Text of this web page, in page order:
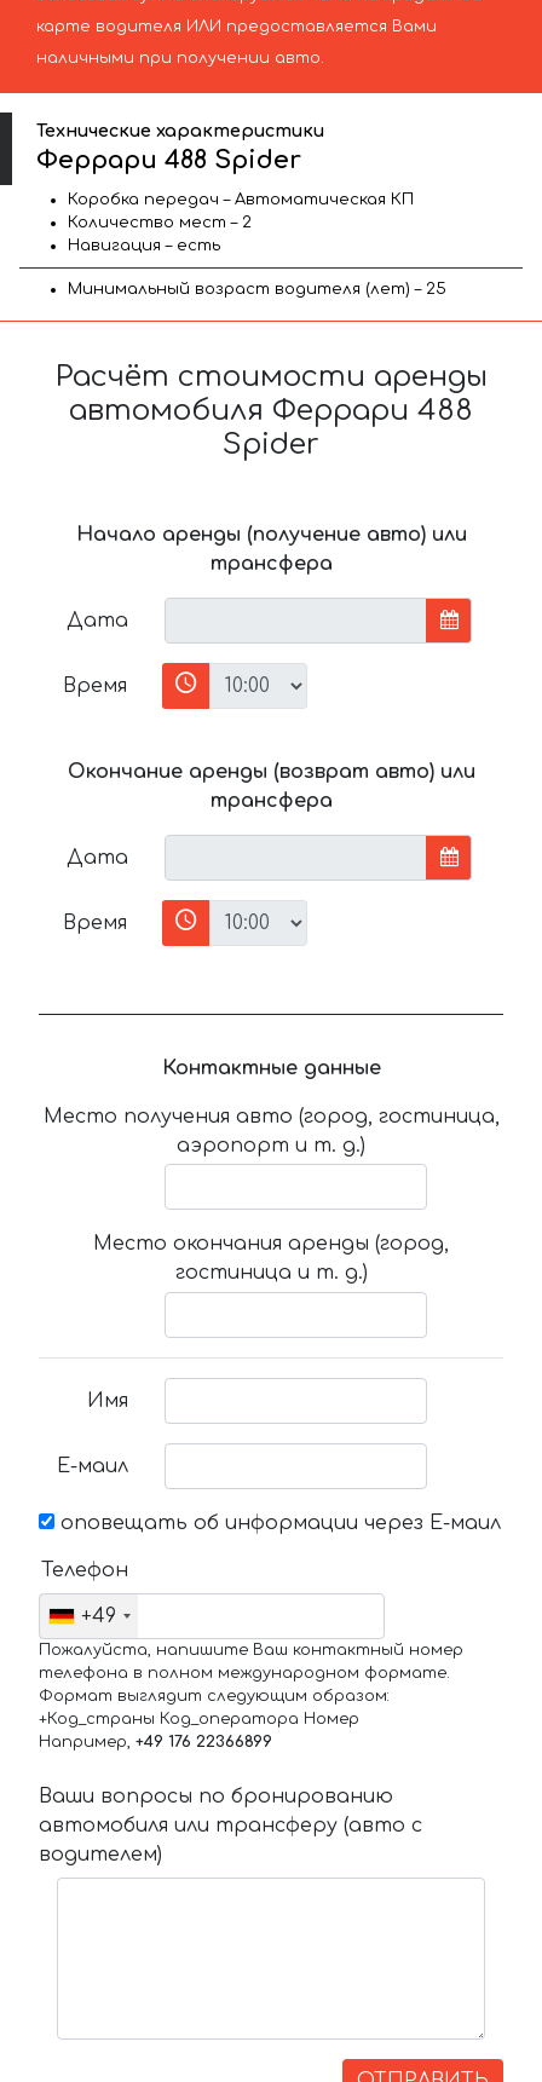
карте водителя ИЛИ предоставляется Вами
наличными при получении авто.
Технические характеристики
Феррари 488 Spider
Коробка передач – Автоматическая КП
Количество мест – 2
Навигация – есть
Минимальный возраст водителя (лет) – 25
Расчёт стоимости аренды
автомобиля Феррари 488
Spider
Начало аренды (получение авто) или
трансфера
Дата
Время
Окончание аренды (возврат авто) или
трансфера
Дата
Время
Контактные данные
Место получения авто (город, гостиница,
аэропорт и т. д.)
Место окончания аренды (город,
гостиница и т. д.)
Имя
Е-маил
оповещать об информации через Е-маил
Телефон
+49
Пожалуйста, напишите Ваш контактный номер
телефона в полном международном формате.
Формат выглядит следующим образом:
+Код_страны Код_оператора Номер
Например, +49 176 22366899
Ваши вопросы по бронированию
автомобиля или трансферу (авто с
водителем)